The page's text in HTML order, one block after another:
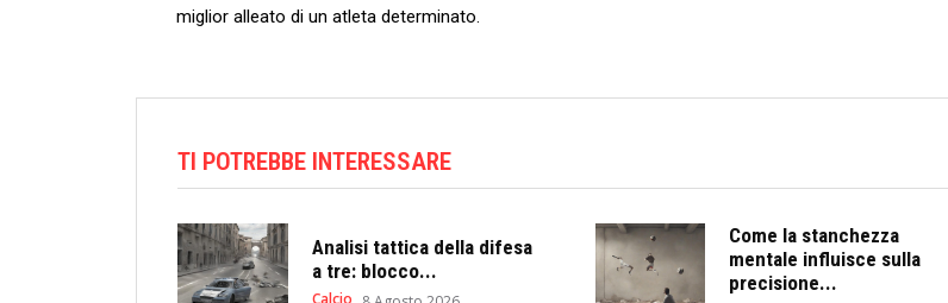
miglior ⁤alleato‌ di un atleta determinato.
TI POTREBBE INTERESSARE
Analisi tattica della difesa
a tre: blocco...
Calcio
Come la stanchezza
mentale influisce sulla
precisione...